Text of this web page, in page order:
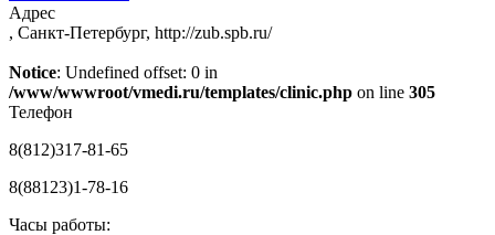
Адрес
, Санкт-Петербург, http://zub.spb.ru/
Notice: Undefined offset: 0 in
/www/wwwroot/vmedi.ru/templates/clinic.php on line 305
Телефон
8(812)317-81-65
8(88123)1-78-16
Часы работы: